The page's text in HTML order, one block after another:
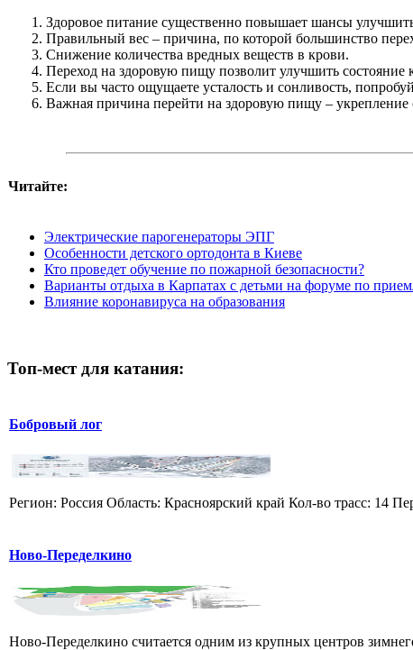
Здоровое питание существенно повышает шансы
Правильный вес – причина, по которой большинство
Снижение количества вредных веществ в крови.
Переход на здоровую пищу позволит улучшить состояние
Если вы часто ощущаете усталость и сонливость,
Важная причина перейти на здоровую пищу – укрепление
Читайте:
Электрические парогенераторы ЭПГ
Особенности детского ортодонта в Киеве
Кто проведет обучение по пожарной безопасности?
Варианты отдыха в Карпатах с детьми на форуме по
Влияние коронавируса на образования
Топ-мест для катания:
Бобровый лог
Регион: Россия Область: Красноярский край Кол-во трасс: 14
Ново-Переделкино
Ново-Переделкино считается одним из крупных центров